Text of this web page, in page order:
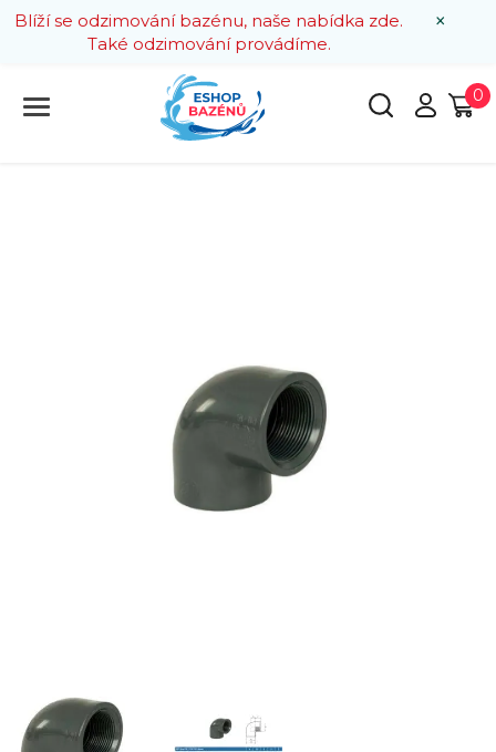
×
Blíží se odzimování bazénu, naše nabídka zde.
Také odzimování provádíme.
0